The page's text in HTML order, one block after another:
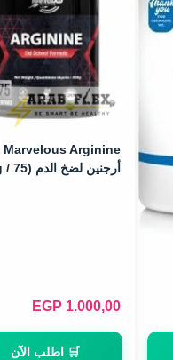
1.000,00
EGP
🛒 اطلب الآن